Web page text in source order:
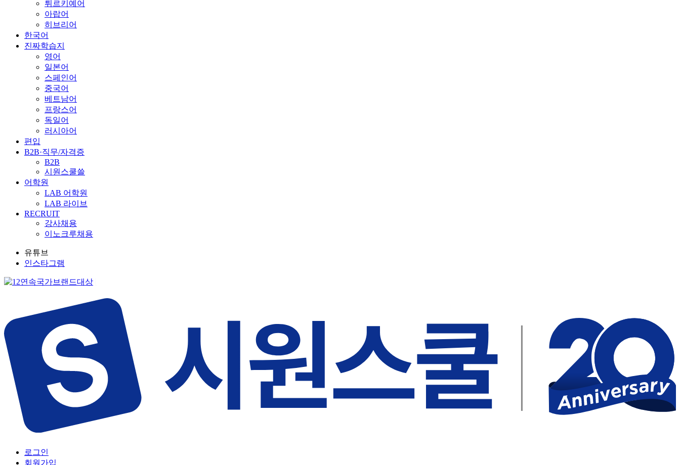
튀르키예어
아랍어
히브리어
한국어
진짜학습지
영어
일본어
스페인어
중국어
베트남어
프랑스어
독일어
러시아어
편입
B2B·직무/자격증
B2B
시원스쿨쓸
어학원
LAB 어학원
LAB 라이브
RECRUIT
강사채용
이노크루채용
유튜브
인스타그램
로그인
회원가입